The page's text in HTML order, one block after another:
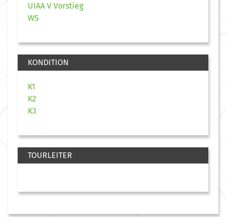
UIAA V Vorstieg
WS
KONDITION
K1
K2
K3
TOURLEITER